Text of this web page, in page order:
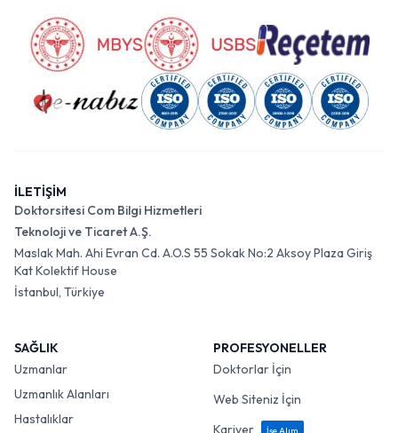
İLETİŞİM
Doktorsitesi Com Bilgi Hizmetleri
Teknoloji ve Ticaret A.Ş.
Maslak Mah. Ahi Evran Cd. A.O.S 55 Sokak No:2 Aksoy Plaza Giriş
Kat Kolektif House
İstanbul, Türkiye
SAĞLIK
Uzmanlar
Uzmanlık Alanları
Hastalıklar
PROFESYONELLER
Doktorlar İçin
Web Siteniz İçin
Kariyer